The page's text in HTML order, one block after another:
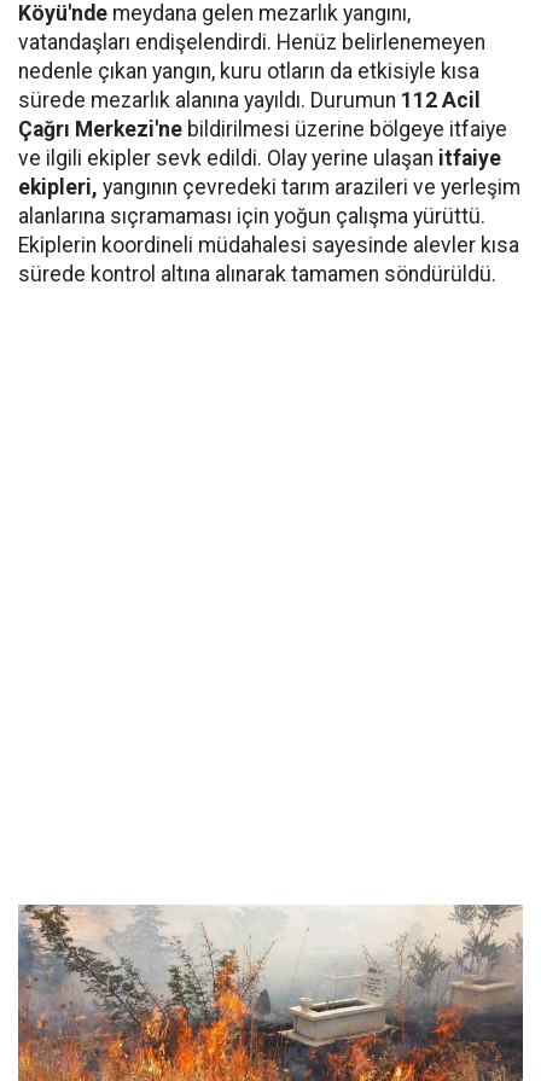
Köyü'nde meydana gelen mezarlık yangını,
vatandaşları endişelendirdi. Henüz belirlenemeyen
nedenle çıkan yangın, kuru otların da etkisiyle kısa
sürede mezarlık alanına yayıldı. Durumun 112 Acil
Çağrı Merkezi'ne bildirilmesi üzerine bölgeye itfaiye
ve ilgili ekipler sevk edildi. Olay yerine ulaşan itfaiye
ekipleri, yangının çevredeki tarım arazileri ve yerleşim
alanlarına sıçramaması için yoğun çalışma yürüttü.
Ekiplerin koordineli müdahalesi sayesinde alevler kısa
sürede kontrol altına alınarak tamamen söndürüldü.